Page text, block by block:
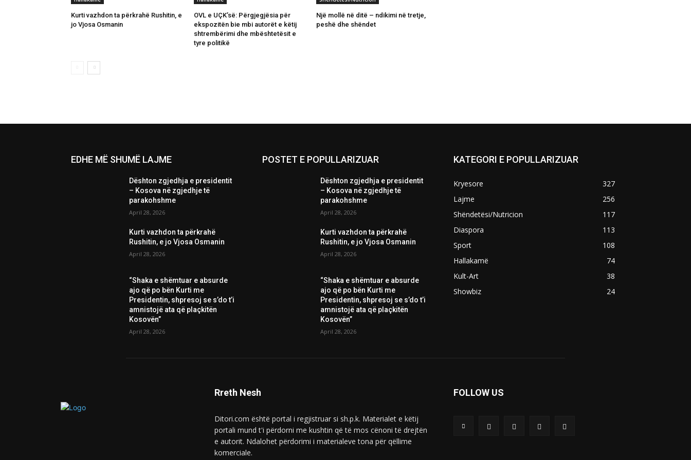
Kurti vazhdon ta përkrahë Rushitin, e
jo Vjosa Osmanin
OVL e UÇK’së: Përgjegjësia për
ekspozitën bie mbi autorët e këtij
shtrembërimi dhe mbështetësit e
tyre politikë
Një mollë në ditë – ndikimi në tretje,
peshë dhe shëndet
EDHE MË SHUMË LAJME
Dështon zgjedhja e presidentit
– Kosova në zgjedhje të
parakohshme
April 28, 2026
Kurti vazhdon ta përkrahë
Rushitin, e jo Vjosa Osmanin
April 28, 2026
“Shaka e shëmtuar e absurde
ajo që po bën Kurti me
Presidentin, shpresoj se s’do t’i
amnistojë ata që plaçkitën
Kosovën”
April 28, 2026
POSTET E POPULLARIZUAR
Dështon zgjedhja e presidentit
– Kosova në zgjedhje të
parakohshme
April 28, 2026
Kurti vazhdon ta përkrahë
Rushitin, e jo Vjosa Osmanin
April 28, 2026
“Shaka e shëmtuar e absurde
ajo që po bën Kurti me
Presidentin, shpresoj se s’do t’i
amnistojë ata që plaçkitën
Kosovën”
April 28, 2026
KATEGORI E POPULLARIZUAR
Kryesore
327
Lajme
256
Shëndetësi/Nutricion
117
Diaspora
113
Sport
108
Hallakamë
74
Kult-Art
38
Showbiz
24
Rreth Nesh
Ditori.com është portal i regjistruar si sh.p.k. Materialet e këtij
portali mund t'i përdorni me kushtin që të mos cënoni të drejtën
e autorit. Ndalohet përdorimi i materialeve tona për qëllime
komerciale.
FOLLOW US